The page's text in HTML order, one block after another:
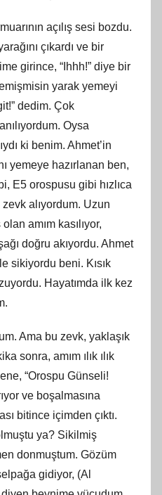
açılış sesi bozdu.
çıkardı ve bir
girince, “Ihhh!” diye bir
yarak yemeyi
dedim. Çok
Oysa
ki benim. Ahmet’in
yemeye hazırlanan ben,
E5 orospusu gibi hızlıca
alıyordum. Uzun
amım kasılıyor,
doğru akıyordu. Ahmet
sikiyordu beni. Kısık
Hayatımda ilk kez
Ama bu zevk, yaklaşık
sonra, amım ılık ılık
“Orospu Günseli!
ve boşalmasına
bitince içimden çıktı.
ya? Sikilmiş
donmuştum. Gözüm
gidiyor, (Al